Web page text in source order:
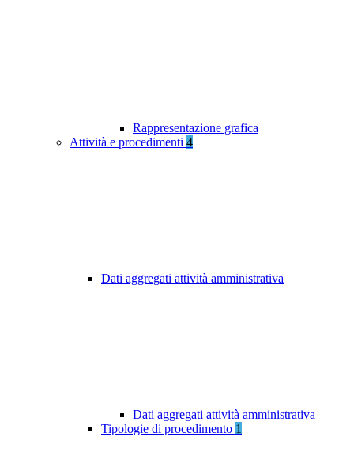
Rappresentazione grafica
Attività e procedimenti 4
Dati aggregati attività amministrativa
Dati aggregati attività amministrativa
Tipologie di procedimento 1